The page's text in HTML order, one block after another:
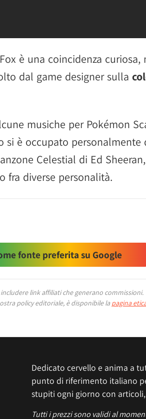
è una coincidenza curiosa,
dal game designer sulla
musiche per Pokémon
si è occupato personalmente
Celestial di Ed
fra diverse personalità.
fonte preferita su Google
link affiliati che generano commissioni.
policy editoriale, è disponibile la pagina
Dedicato cervello e anima a
punto di riferimento italiano
stupiti ogni giorno con
Tutti i prezzi sono validi al